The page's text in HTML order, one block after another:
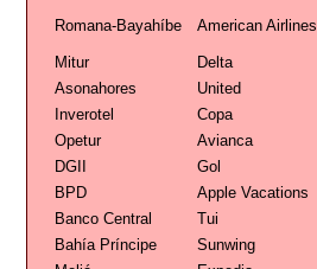
Romana-Bayahíbe American Airlines
Mitur
Delta
Asonahores
United
Inverotel
Copa
Opetur
Avianca
DGII
Gol
BPD
Apple Vacations
Banco Central
Tui
Bahía Príncipe
Sunwing